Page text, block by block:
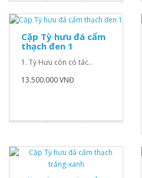
Cặp Tỳ hưu đá cẩm
thạch đen 1
1. Tỳ Hưu còn có tác..
13.500.000 VNĐ